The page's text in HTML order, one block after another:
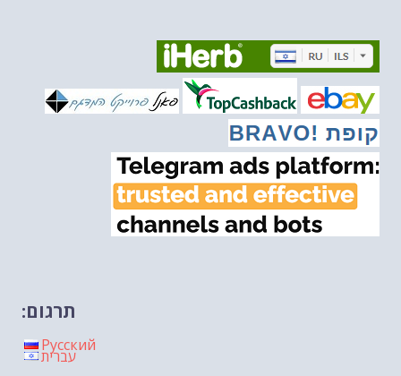
מיכאל בן ארי על דילמת המנהיגות....
מיכאל בן ארי על פרשת הת...
מיכאל בן ארי על פרשת הת...
מיכאל בן ארי על פרשת הת...-- 13/02/2026
מיכאל בן ארי על פרשת השבוע ת...-- 06/02/2026
חלקם של היהודים הולך ופוחת....
מיכאל בן ארי על פרשת השבוע ת...
תרגום:
Русский
עברית